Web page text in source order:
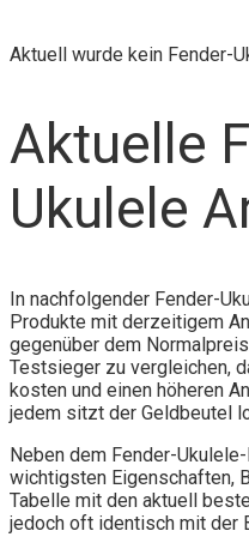
Aktuell wurde kein Fender-
Aktuelle
Ukulele
In nachfolgender Fender-
Produkte mit derzeitigem
gegenüber dem
Testsieger zu vergleichen,
kosten und einen höheren
jedem sitzt der Geldbeutel
Neben dem Fender-
wichtigsten Eigenschaften,
Tabelle mit den aktuell
jedoch oft identisch mit der